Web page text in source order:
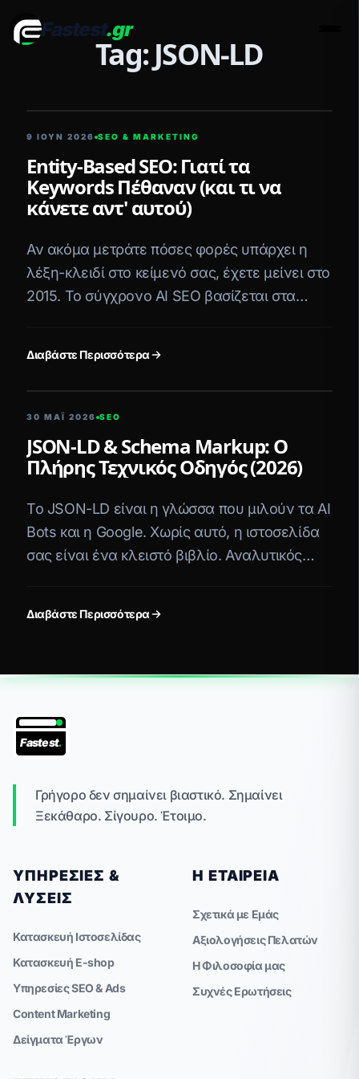
Fastest.gr
Tag: JSON-LD
9 ΙΟΥΝ 2026 SEO & MARKETING
Entity-Based SEO: Γιατί τα
Keywords Πέθαναν (και τι να
κάνετε αντ' αυτού)
Αν ακόμα μετράτε πόσες φορές υπάρχει η
λέξη-κλειδί στο κείμενό σας, έχετε μείνει στο
2015. Το σύγχρονο AI SEO βασίζεται στα
Διαβάστε Περισσότερα
30 ΜΑΪ́ 2026 SEO
JSON-LD & Schema Markup: Ο
Πλήρης Τεχνικός Οδηγός (2026)
Το JSON-LD είναι η γλώσσα που μιλούν τα AI
Bots και η Google. Χωρίς αυτό, η ιστοσελίδα
σας είναι ένα κλειστό βιβλίο. Αναλυτικός
Διαβάστε Περισσότερα
Fastest.
Γρήγορο δεν σημαίνει βιαστικό. Σημαίνει
Ξεκάθαρο. Σίγουρο. Έτοιμο.
ΥΠΗΡΕΣΊΕΣ &
ΛΎΣΕΙΣ
Κατασκευή Ιστοσελίδας
Κατασκευή E-shop
Υπηρεσίες SEO & Ads
Content Marketing
Δείγματα Έργων
Η ΕΤΑΙΡΕΊΑ
Σχετικά με Εμάς
Αξιολογήσεις Πελατών
Η Φιλοσοφία μας
Συχνές Ερωτήσεις